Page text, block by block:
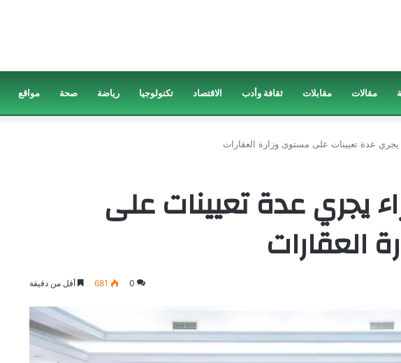
مقالات مقابلات ثقافة وأدب الاقتصاد تكنولوجيا رياضة صحة مواقع
عدة تعيينات على مستوى وزارة العقارات
يجري عدة تعيينات على
العقارات
0
681 أقل من دقيقة